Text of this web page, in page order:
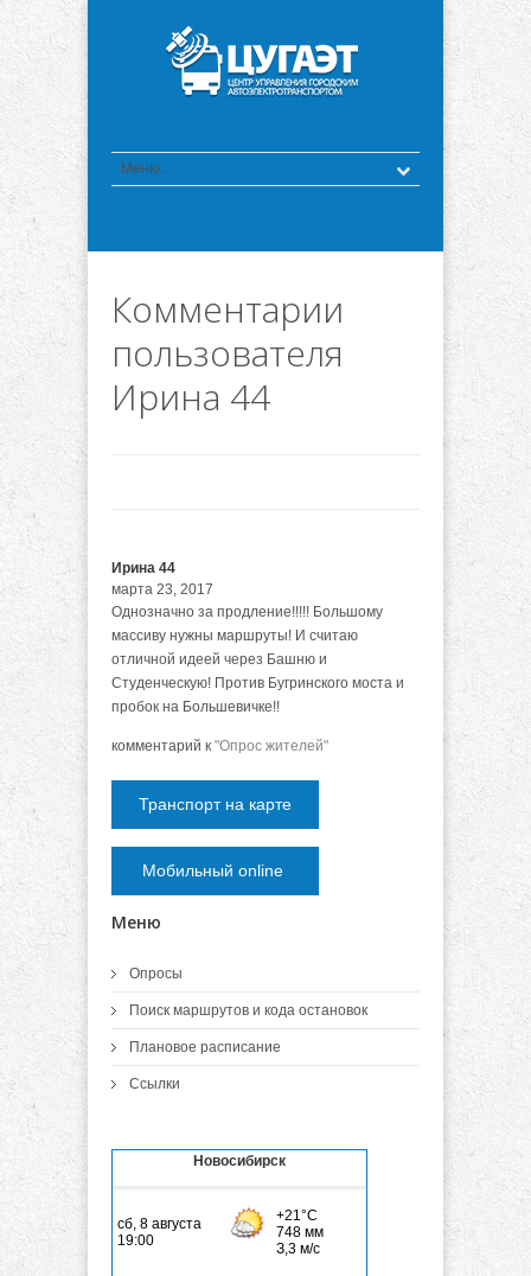
Комментарии
пользователя
Ирина 44
Ирина 44
марта 23, 2017
Однозначно за продление!!!!! Большому
массиву нужны маршруты! И считаю
отличной идеей через Башню и
Студенческую! Против Бугринского моста и
пробок на Большевичке!!
комментарий к "Опрос жителей"
Транспорт на карте
Мобильный online
Меню
Опросы
Поиск маршрутов и кода остановок
Плановое расписание
Ссылки
Новосибирск